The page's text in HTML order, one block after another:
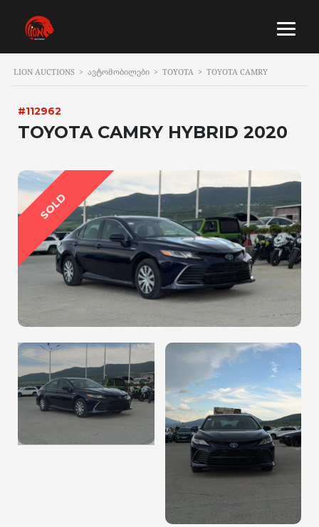
LION AUCTIONS > ᲐᲕᲢᲝᲛᲝᲑᲘᲚᲔᲑᲘ > TOYOTA > TOYOTA CAMRY
#112962
TOYOTA CAMRY HYBRID 2020
SOLD